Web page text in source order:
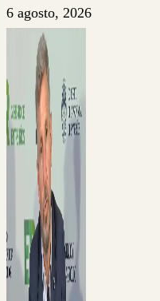
6 agosto, 2026